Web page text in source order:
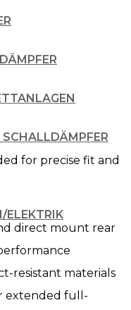
ELEKTRIK
for precise fit and
direct mount rear
resistant materials
extended full-